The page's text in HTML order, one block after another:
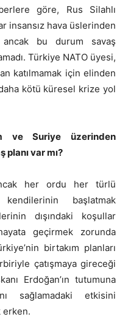
göre, Rus Silahlı
insansız hava üslerinden
ancak bu durum savaş
Türkiye NATO üyesi,
katılmamak için elinden
kötü küresel krize yol
ve Suriye üzerinden
var mı?
her ordu her türlü
başlatmak
dışındaki koşullar
geçirmek zorunda
birtakım planları
çatışmaya gireceği
Erdoğan’ın tutumuna
sağlamadaki etkisini
erken.